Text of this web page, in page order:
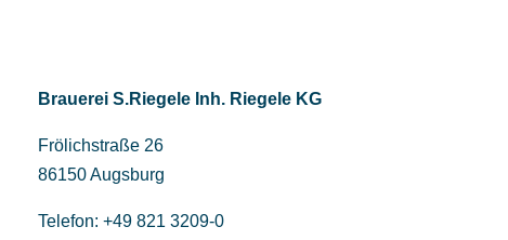
Brauerei S.Riegele Inh. Riegele KG
Frölichstraße 26
86150 Augsburg
Telefon: +49 821 3209-0